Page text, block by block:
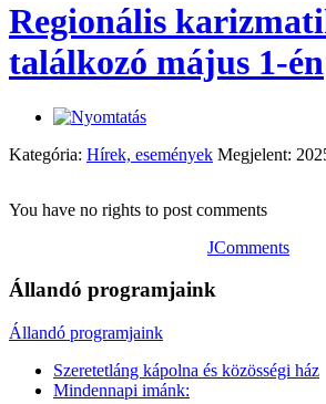
Regionális
találkozó május 1-én
Kategória: Hírek, események Megjelent:
You have no rights to post comments
JComments
Állandó programjaink
Állandó programjaink
Szeretetláng kápolna és közösségi ház
Mindennapi imánk: